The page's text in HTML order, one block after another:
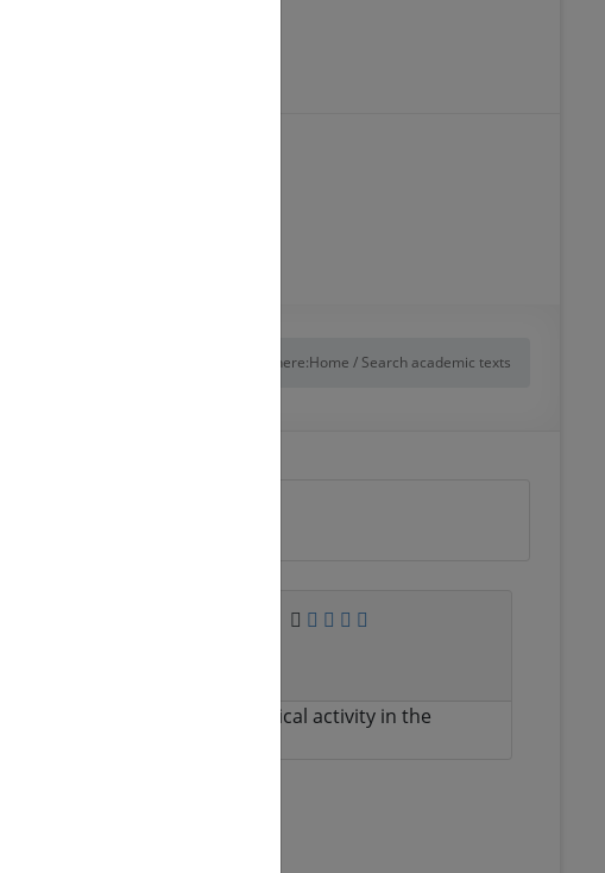
You are here:Home / Search academic texts
of scientific and technical activity in the